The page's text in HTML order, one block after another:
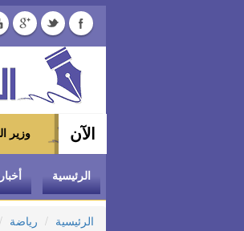
الآن
وزير التموين يوجه بتخفيض سعر
الرئيسية
الرئيسية رياضة